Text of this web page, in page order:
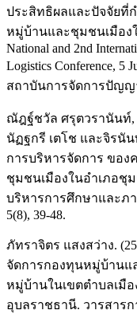
ประสิทธิผลและปัจจัยที่
หมู่บ้านและชุมชนเมือง
National and 2nd
Logistics Conference, 5
สถาบันการจัดการปัญ
ณัฎฐ์ชวัล ศรุตวรานันท์,
นัฏฐกรี เตโช และจิรนั
การบริหารจัดการ ขอ
ชุมชนเมืองในอำเภอชุ
บริหารการศึกษาและภ
5(8), 39-48.
ภัทราจิตร แสงสว่าง.
จัดการกองทุนหมู่บ้าน
หมู่บ้านในเขตตำบลเมื
อุบลราชธานี. วารสา